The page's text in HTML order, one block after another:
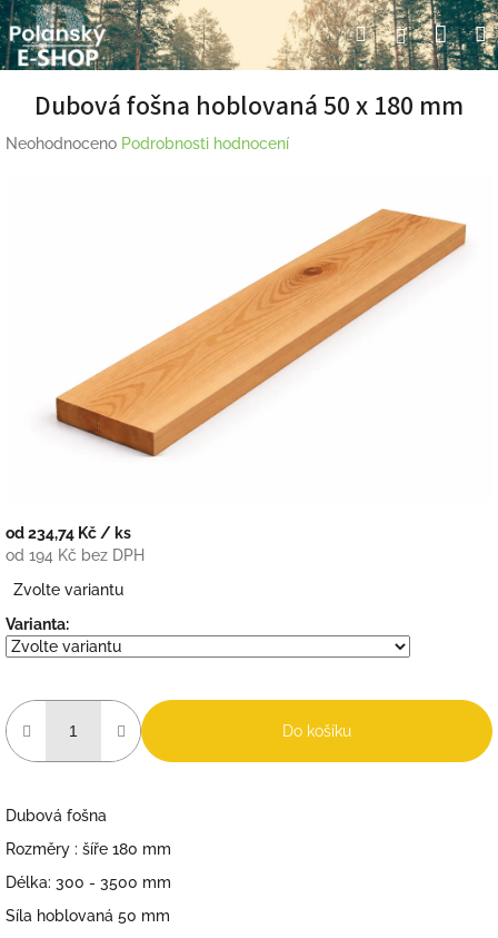
Přejít
na
obsah
HledatPřihlášení
Dubová fošna hoblovaná 50 x 180 mm
Průměrné
Neohodnoceno Podrobnosti hodnocení
od234,74 Kč / ks
od 194 Kč bez DPH
cena:
Zvolte variantu
Varianta:
Do košíku
Dubová fošna
Rozměry : šíře 180 mm
Délka: 300 - 3500 mm
Síla hoblovaná 50 mm